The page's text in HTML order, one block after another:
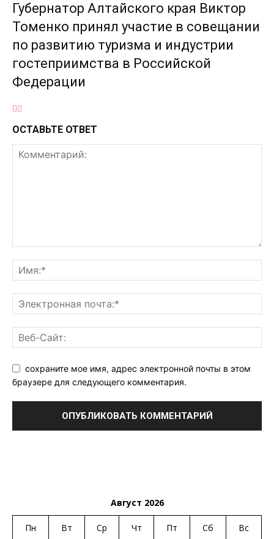
Губернатор Алтайского края Виктор
Томенко принял участие в совещании
по развитию туризма и индустрии
гостеприимства в Российской
Федерации
ОСТАВЬТЕ ОТВЕТ
сохраните мое имя, адрес электронной почты в этом
браузере для следующего комментария.
Август 2026
Пн Вт Ср Чт Пт Сб Вс